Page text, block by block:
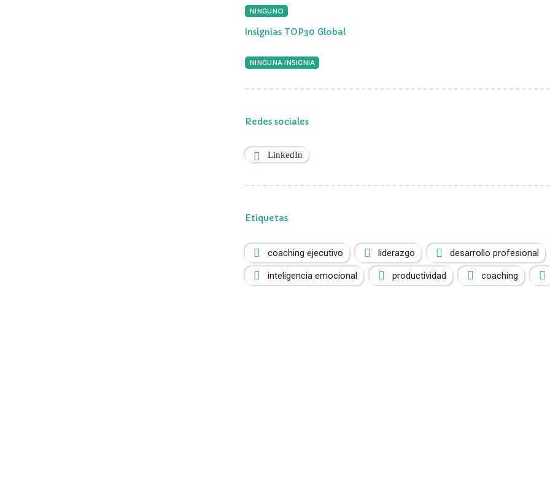
NINGUNO
Insignias TOP30 Global
NINGUNA INSIGNIA
Redes sociales
LinkedIn
Etiquetas
coaching ejecutivo liderazgo desarrollo profesional
inteligencia emocional productividad coaching